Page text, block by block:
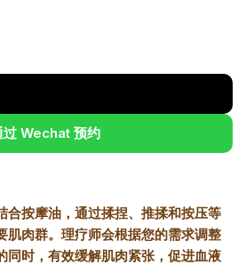
过 Wechat 预约
合按摩油，通过揉捏、推揉和按压等
肌肉群。理疗师会根据您的需求调整
同时，有效缓解肌肉紧张，促进血液